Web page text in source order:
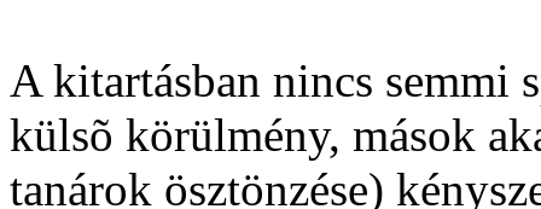
A kitartásban nincs semmi
külsõ körülmény, mások
tanárok ösztönzése)